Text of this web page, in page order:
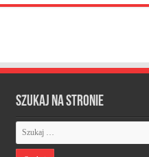
Szukaj na stronie